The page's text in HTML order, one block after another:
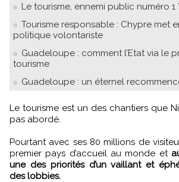
Le tourisme, ennemi public numéro 1
Tourisme responsable : Chypre met
politique volontariste
Guadeloupe : comment l’Etat via le
tourisme
Guadeloupe : un éternel
Le tourisme est un des chantiers que Nicolas Hulot n’avait
pas abordé.
Pourtant avec ses 80 millions de
premier pays d’accueil au monde et
une des priorités d’un vaillant et
des lobbies.